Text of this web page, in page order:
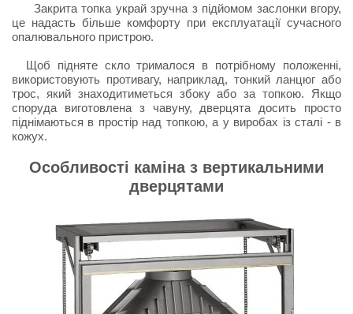
Закрита топка украй зручна з підйомом заслонки вгору,
це надасть більше комфорту при експлуатації сучасного
опалювального пристрою.
Щоб підняте скло трималося в потрібному положенні,
використовують противагу, наприклад, тонкий ланцюг або
трос, який знаходитиметься збоку або за топкою. Якщо
споруда виготовлена з чавуну, дверцята досить просто
піднімаються в простір над топкою, а у виробах із сталі - в
кожух.
Особливості каміна з вертикальними
дверцятами